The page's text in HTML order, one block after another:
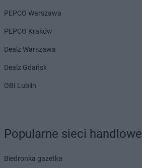
PEPCO Warszawa
PEPCO Kraków
Dealz Warszawa
Dealz Gdańsk
OBI Lublin
Popularne sieci handlowe
Biedronka gazetka